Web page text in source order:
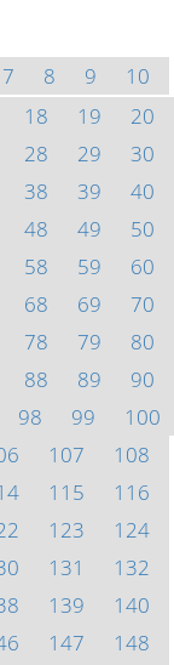
7 8 9
10
18 19
20
28 29
30
38 39
40
48 49
50
58 59
60
68 69
70
78 79
80
88 89
90
98 99
100
107
108
115
116
123
124
131
132
139
140
147
148